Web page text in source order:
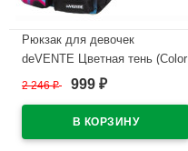
Рюкзак для девочек
deVENTE Цветная тень (Color
Shadow)s 40x31x20 см
2 246₽ 999 ₽